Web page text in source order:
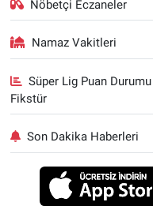
Nöbetçi Eczaneler
Namaz Vakitleri
Süper Lig Puan
Fikstür
Son Dakika Haberleri